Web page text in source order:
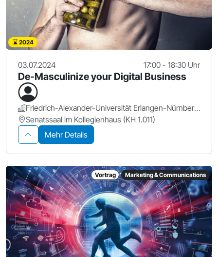
2024
03.07.2024 17:00 - 18:30 Uhr
De-Masculinize your Digital Business
Friedrich-Alexander-Universität Erlangen-Nürnberg.
Senatssaal im Kollegienhaus (KH 1.011)
Mehr Details
Vortrag Marketing & Communications